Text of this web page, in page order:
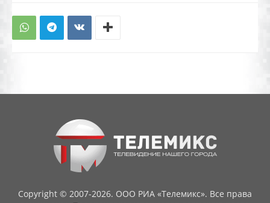
Copyright © 2007-2026. ООО РИА «Телемикс». Все права